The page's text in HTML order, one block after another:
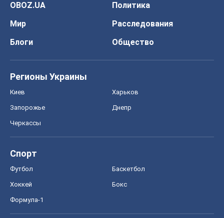
OBOZ.UA
Политика
Мир
Расследования
Блоги
Общество
Регионы Украины
Киев Харьков
Запорожье Днепр
Черкассы
Спорт
Футбол Баскетбол
Хоккей Бокс
Формула-1